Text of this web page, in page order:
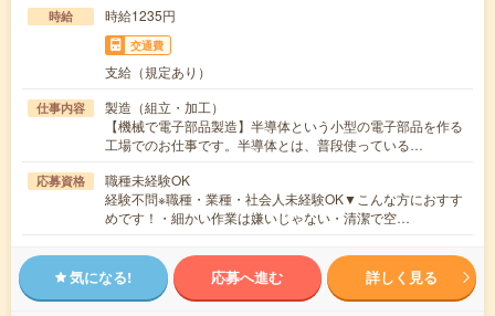
時給 時給1235円
交通費
支給（規定あり）
仕事内容
製造（組立・加工）
【機械で電子部品製造】半導体という小型の電子部品を作る
工場でのお仕事です。半導体とは、普段使っている…
応募資格
職種未経験OK
経験不問※職種・業種・社会人未経験OK▼こんな方におすす
めです！・細かい作業は嫌いじゃない・清潔で空…
気になる! 応募へ進む 詳しく見る